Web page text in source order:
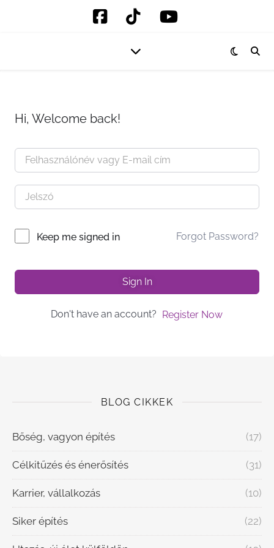
Hi, Welcome back!
Keep me signed in Forgot Password?
Sign In
Don't have an account? Register Now
BLOG CIKKEK
Bőség, vagyon építés (17)
Célkitűzés és énerősítés (31)
Karrier, vállalkozás (10)
Siker építés (22)